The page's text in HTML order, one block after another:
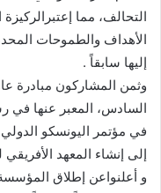
التحالف، مما
الأهداف والطموحات
إليها سابقاً .
وثمن المشاركون مبادرة
السادس، المعبر عنها في
إلى إنشاء المعهد
و أعلنواعن إطلاق المؤسسة